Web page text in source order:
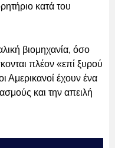
κατά του
βιομηχανία, όσο
πλέον «επί ξυρού
Αμερικανοί έχουν ένα
και την απειλή